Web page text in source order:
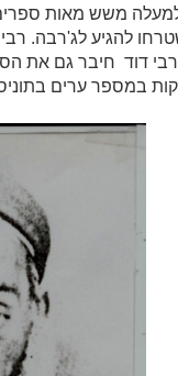
משש מאות
להגיע לג'רבה.
דוד חיבר גם את
במספר ערים